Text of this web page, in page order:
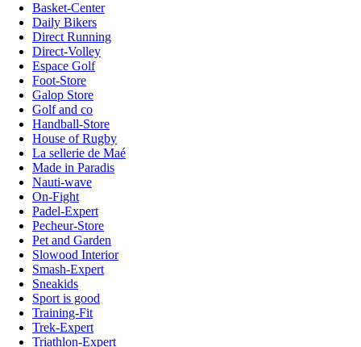
Basket-Center
Daily Bikers
Direct Running
Direct-Volley
Espace Golf
Foot-Store
Galop Store
Golf and co
Handball-Store
House of Rugby
La sellerie de Maé
Made in Paradis
Nauti-wave
On-Fight
Padel-Expert
Pecheur-Store
Pet and Garden
Slowood Interior
Smash-Expert
Sneakids
Sport is good
Training-Fit
Trek-Expert
Triathlon-Expert